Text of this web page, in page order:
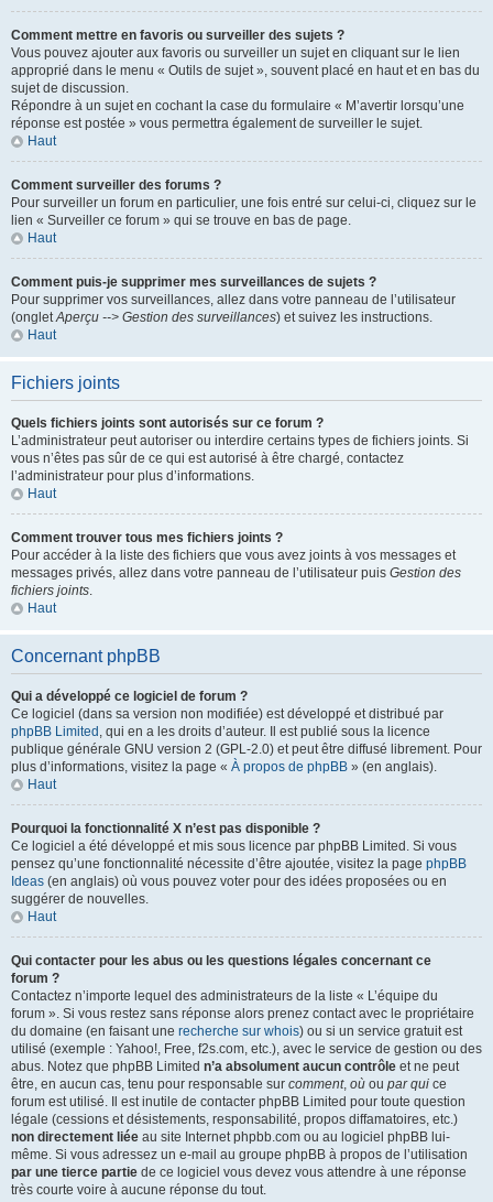
Comment mettre en favoris ou surveiller des sujets ?
Vous pouvez ajouter aux favoris ou surveiller un sujet en cliquant sur le lien
approprié dans le menu « Outils de sujet », souvent placé en haut et en bas du
sujet de discussion.
Répondre à un sujet en cochant la case du formulaire « M’avertir lorsqu’une
réponse est postée » vous permettra également de surveiller le sujet.
Haut
Comment surveiller des forums ?
Pour surveiller un forum en particulier, une fois entré sur celui-ci, cliquez sur le
lien « Surveiller ce forum » qui se trouve en bas de page.
Haut
Comment puis-je supprimer mes surveillances de sujets ?
Pour supprimer vos surveillances, allez dans votre panneau de l’utilisateur
(ongletAperçu --> Gestion des surveillances) et suivez les instructions.
Haut
Fichiers joints
Quels fichiers joints sont autorisés sur ce forum ?
L’administrateur peut autoriser ou interdire certains types de fichiers joints. Si
vous n’êtes pas sûr de ce qui est autorisé à être chargé, contactez
l’administrateur pour plus d’informations.
Haut
Comment trouver tous mes fichiers joints ?
Pour accéder à la liste des fichiers que vous avez joints à vos messages et
messages privés, allez dans votre panneau de l’utilisateur puis Gestion des
fichiers joints.
Haut
Concernant phpBB
Qui a développé ce logiciel de forum ?
Ce logiciel (dans sa version non modifiée) est développé et distribué par
phpBB Limited , qui en a les droits d’auteur. Il est publié sous la licence
publique générale GNU version 2 (GPL-2.0) et peut être diffusé librement. Pour
plus d’informations, visitez la page « À propos de phpBB » (en anglais).
Haut
Pourquoi la fonctionnalité X n’est pas disponible ?
Ce logiciel a été développé et mis sous licence par phpBB Limited. Si vous
pensez qu’une fonctionnalité nécessite d’être ajoutée, visitez la page phpBB
Ideas (en anglais) où vous pouvez voter pour des idées proposées ou en
suggérer de nouvelles.
Haut
Qui contacter pour les abus ou les questions légales concernant ce
forum ?
Contactez n’importe lequel des administrateurs de la liste « L’équipe du
forum ». Si vous restez sans réponse alors prenez contact avec le propriétaire
du domaine (en faisant une recherche sur whois) ou si un service gratuit est
utilisé (exemple : Yahoo!, Free, f2s.com, etc.), avec le service de gestion ou des
abus. Notez que phpBB Limited n’a absolument aucun contrôle et ne peut
être, en aucun cas, tenu pour responsable sur comment, où ou par qui ce
forum est utilisé. Il est inutile de contacter phpBB Limited pour toute question
légale (cessions et désistements, responsabilité, propos diffamatoires, etc.)
non directement liée au site Internet phpbb.com ou au logiciel phpBB lui-
même. Si vous adressez un e-mail au groupe phpBB à propos de l’utilisation
par une tierce partie de ce logiciel vous devez vous attendre à une réponse
très courte voire à aucune réponse du tout.